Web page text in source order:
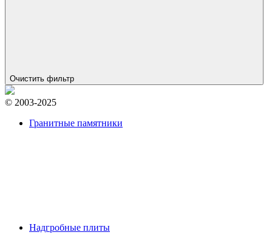
Очистить фильтр
© 2003-2025
Гранитные памятники
Надгробные плиты